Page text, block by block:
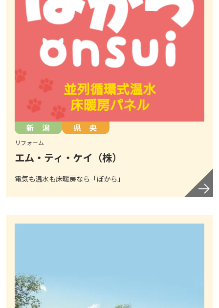
新 潟 県 央
リフォーム
エム・ティ・ケイ（株）
電気も温水も床暖房なら「ぽから」